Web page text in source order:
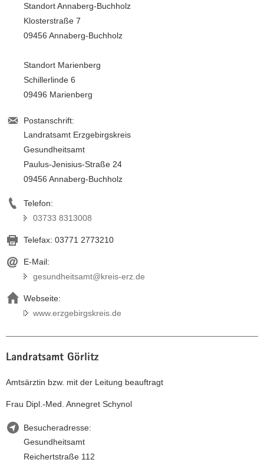
Standort Annaberg-Buchholz
Klosterstraße 7
09456 Annaberg-Buchholz
Standort Marienberg
Schillerlinde 6
09496 Marienberg
Postanschrift:
Landratsamt Erzgebirgskreis
Gesundheitsamt
Paulus-Jenisius-Straße 24
09456 Annaberg-Buchholz
Telefon:
03733 8313008
Telefax: 03771 2773210
E-Mail:
gesundheitsamt@kreis-erz.de
Webseite:
www.erzgebirgskreis.de
Landratsamt Görlitz
Amtsärztin bzw. mit der Leitung beauftragt
Frau Dipl.-Med. Annegret Schynol
Besucheradresse:
Gesundheitsamt
Reichertstraße 112